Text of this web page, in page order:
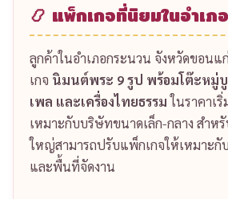
📿 แพ็กเกจที่นิยมในอำเภ
ลูกค้าในอำเภอกระนวน จังหวัดขอน
เกจ นิมนต์พระ 9 รูป พร้อมโต๊ะหมู่บู
เพล และเครื่องไทยธรรมในราคาเ
เหมาะกับบริษัทขนาดเล็ก-กลาง สำห
ใหญ่สามารถปรับแพ็กเกจให้เหมาะ
และพื้นที่จัดงาน